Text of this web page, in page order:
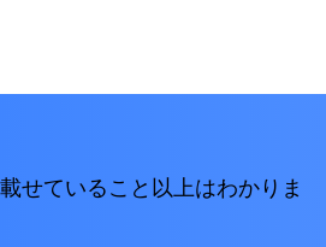
せていること以上はわかりま